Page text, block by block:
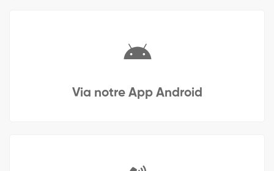
Via notre App Android